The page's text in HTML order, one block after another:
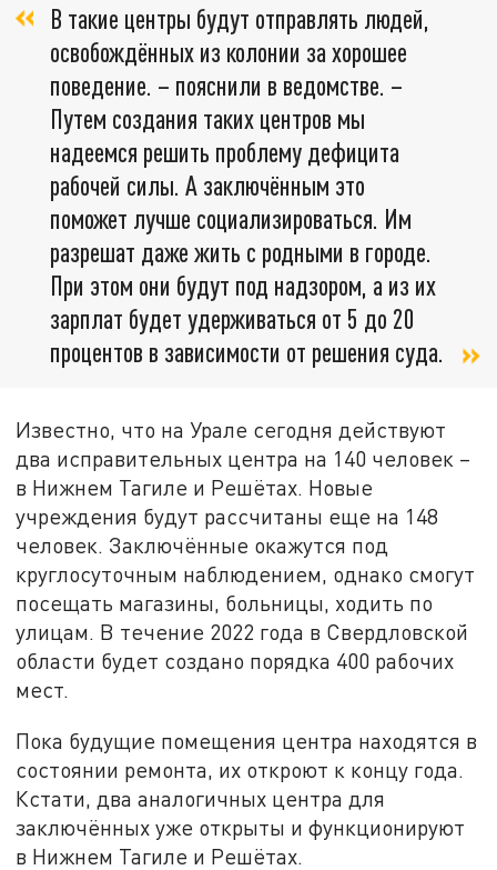
В такие центры будут отправлять людей,
освобождённых из колонии за хорошее
поведение. – пояснили в ведомстве. –
Путем создания таких центров мы
надеемся решить проблему дефицита
рабочей силы. А заключённым это
поможет лучше социализироваться. Им
разрешат даже жить с родными в городе.
При этом они будут под надзором, а из их
зарплат будет удерживаться от 5 до 20
процентов в зависимости от решения суда.
Известно, что на Урале сегодня действуют
два исправительных центра на 140 человек –
в Нижнем Тагиле и Решётах. Новые
учреждения будут рассчитаны еще на 148
человек. Заключённые окажутся под
круглосуточным наблюдением, однако смогут
посещать магазины, больницы, ходить по
улицам. В течение 2022 года в Свердловской
области будет создано порядка 400 рабочих
мест.
Пока будущие помещения центра находятся в
состоянии ремонта, их откроют к концу года.
Кстати, два аналогичных центра для
заключённых уже открыты и функционируют
в Нижнем Тагиле и Решётах.